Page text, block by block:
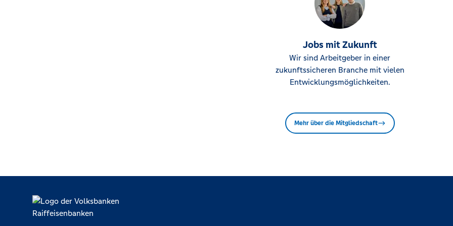
Jobs mit Zukunft
Wir sind Arbeitgeber in einer
zukunftssicheren Branche mit vielen
Entwicklungsmöglichkeiten.
Mehr über die Mitgliedschaft